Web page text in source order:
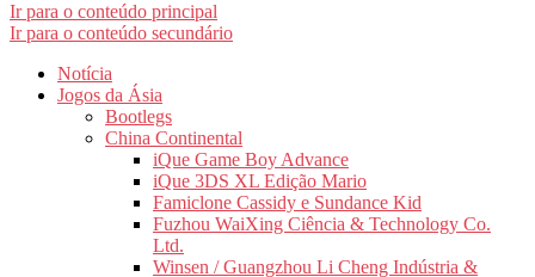
Ir para o conteúdo principal
Ir para o conteúdo secundário
Notícia
Jogos da Ásia
Bootlegs
China Continental
iQue Game Boy Advance
iQue 3DS XL Edição Mario
Famiclone Cassidy e Sundance Kid
Fuzhou WaiXing Ciência & Technology Co.
Ltd.
Winsen / Guangzhou Li Cheng Indústria &